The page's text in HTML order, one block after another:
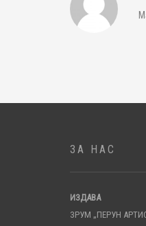
ЗА НАС
ИЗДАВА
ЗРУМ „ПЕРУН